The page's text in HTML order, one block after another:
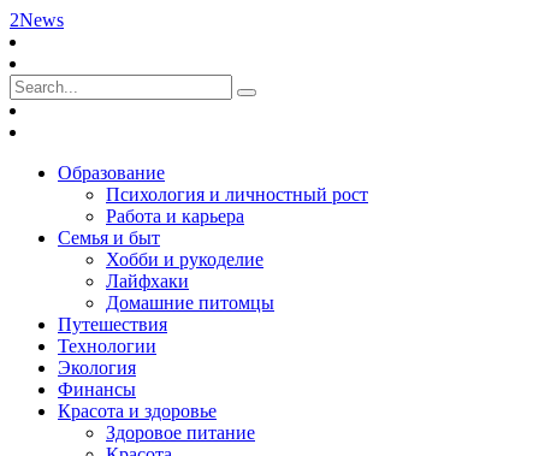
2News
Образование
Психология и личностный рост
Работа и карьера
Семья и быт
Хобби и рукоделие
Лайфхаки
Домашние питомцы
Путешествия
Технологии
Экология
Финансы
Красота и здоровье
Здоровое питание